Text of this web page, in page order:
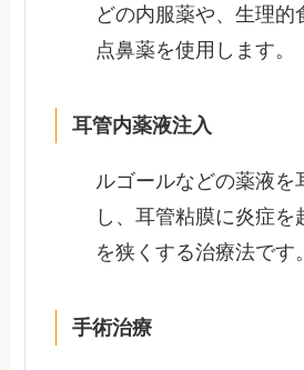
どの内服薬や、生理的
点鼻薬を使用します。
耳管内薬液注入
ルゴールなどの薬液を
し、耳管粘膜に炎症を
を狭くする治療法です。
手術治療